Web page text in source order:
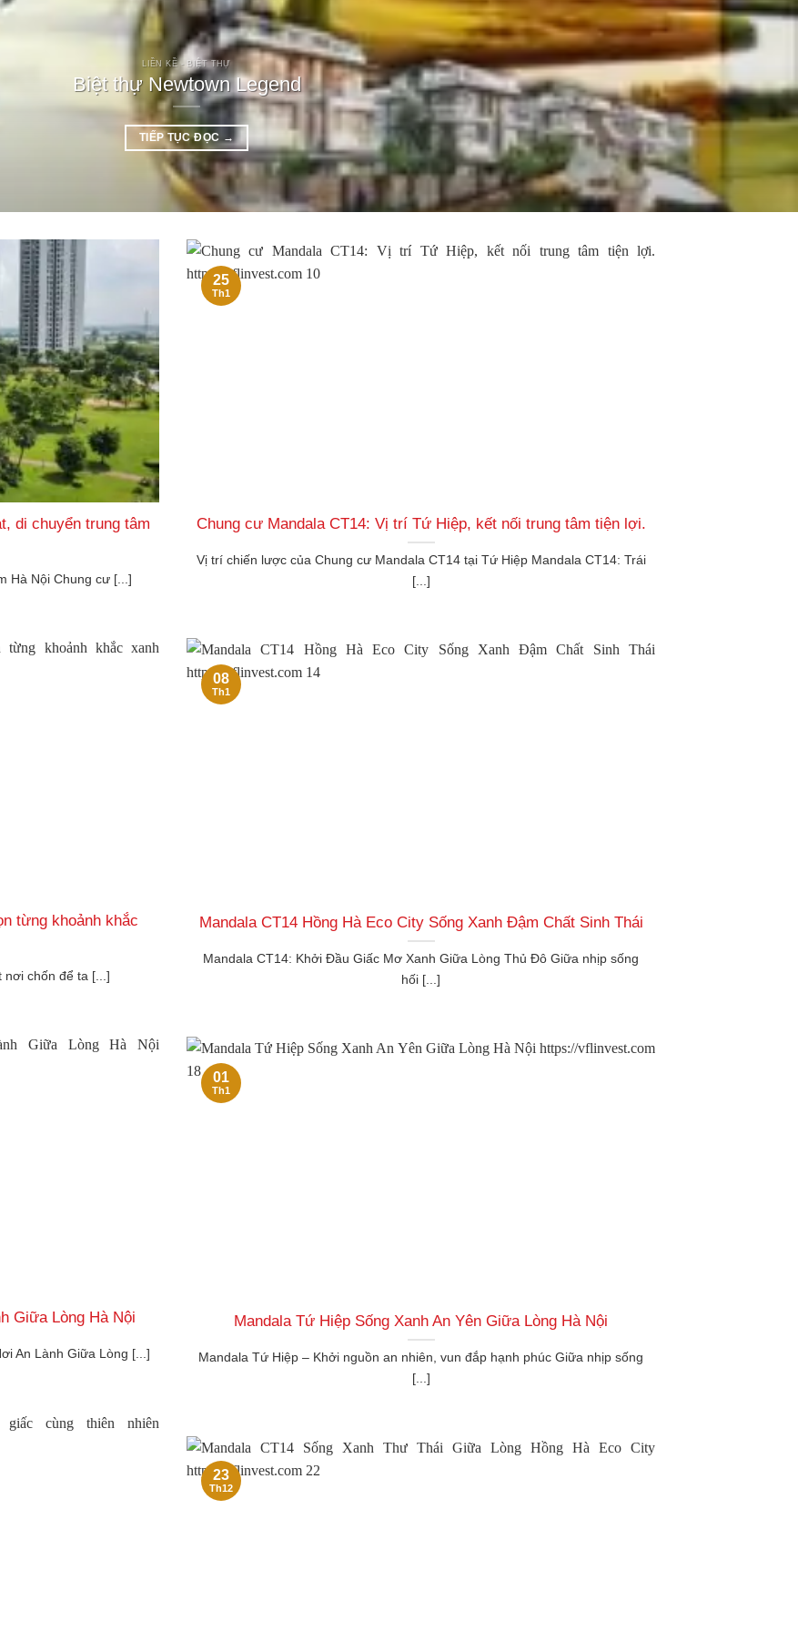
LIỀN KỀ - BIỆT THỰ
Biệt thự Newtown Legend
TIẾP TỤC ĐỌC →
di chuyển trung tâm
Hà Nội Chung cư [...]
Chung cư Mandala CT14: Vị trí Tứ Hiệp, kết nối trung tâm tiện lợi.
Vị trí chiến lược của Chung cư Mandala CT14 tại Tứ Hiệp Mandala CT14: Trái
[...]
25
Th1
từng khoảnh khắc
nơi chốn để ta [...]
Mandala CT14 Hồng Hà Eco City Sống Xanh Đậm Chất Sinh Thái
Mandala CT14: Khởi Đầu Giấc Mơ Xanh Giữa Lòng Thủ Đô Giữa nhịp sống
hối [...]
08
Th1
Giữa Lòng Hà Nội
An Lành Giữa Lòng [...]
Mandala Tứ Hiệp Sống Xanh An Yên Giữa Lòng Hà Nội
Mandala Tứ Hiệp – Khởi nguồn an nhiên, vun đắp hạnh phúc Giữa nhịp sống
[...]
01
Th1
23
Th12